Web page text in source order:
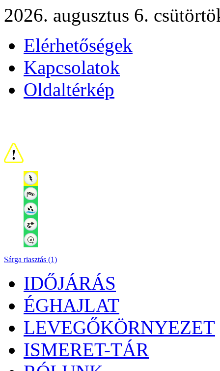
2026. augusztus 6.
Elérhetőségek
Kapcsolatok
Oldaltérkép
Sárga riasztás (1)
IDŐJÁRÁS
ÉGHAJLAT
LEVEGŐKÖRNYEZET
ISMERET-TÁR